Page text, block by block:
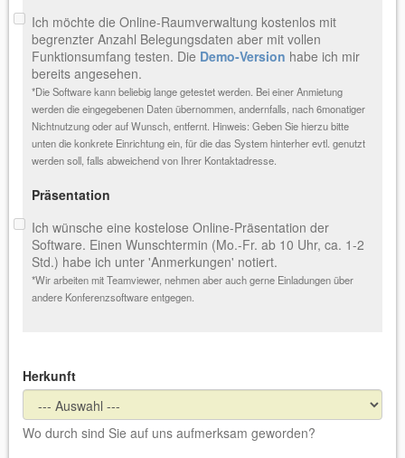
Ich möchte die Online-Raumverwaltung kostenlos mit
begrenzter Anzahl Belegungsdaten aber mit vollen
Funktionsumfang testen. Die Demo-Version habe ich mir
bereits angesehen.
*Die Software kann beliebig lange getestet werden. Bei einer Anmietung
werden die eingegebenen Daten übernommen, andernfalls, nach 6monatiger
Nichtnutzung oder auf Wunsch, entfernt. Hinweis: Geben Sie hierzu bitte
unten die konkrete Einrichtung ein, für die das System hinterher evtl. genutzt
werden soll, falls abweichend von Ihrer Kontaktadresse.
Präsentation
Ich wünsche eine kostelose Online-Präsentation der
Software. Einen Wunschtermin (Mo.-Fr. ab 10 Uhr, ca. 1-2
Std.) habe ich unter 'Anmerkungen' notiert.
*Wir arbeiten mit Teamviewer, nehmen aber auch gerne Einladungen über
andere Konferenzsoftware entgegen.
Herkunft
Wo durch sind Sie auf uns aufmerksam geworden?